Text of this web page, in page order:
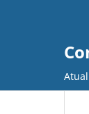
Atual